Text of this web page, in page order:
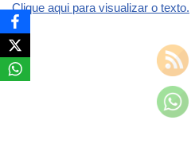
Clique aqui para visualizar o texto.